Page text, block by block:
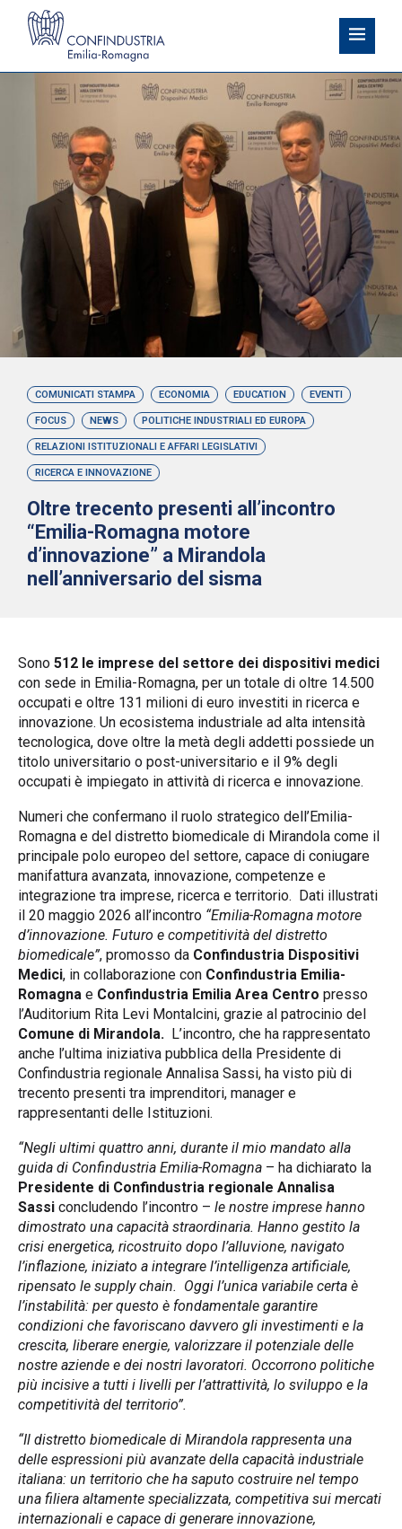
COMUNICATI STAMPA ECONOMIA EDUCATION EVENTI
FOCUS NEWS POLITICHE INDUSTRIALI ED EUROPA
RELAZIONI ISTITUZIONALI E AFFARI LEGISLATIVI
RICERCA E INNOVAZIONE
Oltre trecento presenti all’incontro
“Emilia-Romagna motore
d’innovazione” a Mirandola
nell’anniversario del sisma
Sono 512 le imprese del settore dei dispositivi medici
con sede in Emilia-Romagna, per un totale di oltre 14.500
occupati e oltre 131 milioni di euro investiti in ricerca e
innovazione. Un ecosistema industriale ad alta intensità
tecnologica, dove oltre la metà degli addetti possiede un
titolo universitario o post-universitario e il 9% degli
occupati è impiegato in attività di ricerca e innovazione.
Numeri che confermano il ruolo strategico dell’Emilia-
Romagna e del distretto biomedicale di Mirandola come il
principale polo europeo del settore, capace di coniugare
manifattura avanzata, innovazione, competenze e
integrazione tra imprese, ricerca e territorio. Dati illustrati
il 20 maggio 2026 all’incontro “Emilia-Romagna motore
d’innovazione. Futuro e competitività del distretto
biomedicale”, promosso da Confindustria Dispositivi
Medici, in collaborazione con Confindustria Emilia-
Romagna e Confindustria Emilia Area Centro presso
l’Auditorium Rita Levi Montalcini, grazie al patrocinio del
Comune di Mirandola. L’incontro, che ha rappresentato
anche l’ultima iniziativa pubblica della Presidente di
Confindustria regionale Annalisa Sassi, ha visto più di
trecento presenti tra imprenditori, manager e
rappresentanti delle Istituzioni.
“Negli ultimi quattro anni, durante il mio mandato alla
guida di Confindustria Emilia-Romagna – ha dichiarato la
Presidente di Confindustria regionale Annalisa
Sassi concludendo l’incontro – le nostre imprese hanno
dimostrato una capacità straordinaria. Hanno gestito la
crisi energetica, ricostruito dopo l’alluvione, navigato
l’inflazione, iniziato a integrare l’intelligenza artificiale,
ripensato le supply chain. Oggi l’unica variabile certa è
l’instabilità: per questo è fondamentale garantire
condizioni che favoriscano davvero gli investimenti e la
crescita, liberare energie, valorizzare il potenziale delle
nostre aziende e dei nostri lavoratori. Occorrono politiche
più incisive a tutti i livelli per l’attrattività, lo sviluppo e la
competitività del territorio”.
“Il distretto biomedicale di Mirandola rappresenta una
delle espressioni più avanzate della capacità industriale
italiana: un territorio che ha saputo costruire nel tempo
una filiera altamente specializzata, competitiva sui mercati
internazionali e capace di generare innovazione,